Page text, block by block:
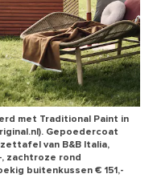
met Traditional Paint in
Gepoedercoat
van B&B Italia,
, zachtroze rond
buitenkussen € 151,-